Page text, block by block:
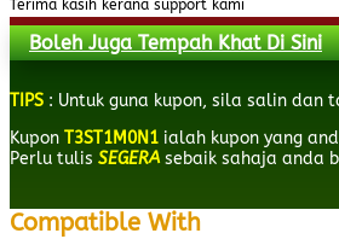
Terima kasih kerana support kami
Boleh Juga Tempah Khat Di Sini
TIPS : Untuk guna kupon, sila salin dan
Kupon T3ST1M0N1 ialah kupon yang
Perlu tulis SEGERA sebaik sahaja anda
Compatible With